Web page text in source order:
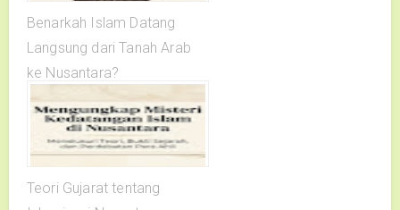
Benarkah Islam Datang
Langsung dari Tanah Arab
ke Nusantara?
Teori Gujarat tentang